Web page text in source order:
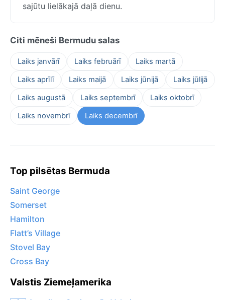
sajūtu lielākajā daļā dienu.
Citi mēneši Bermudu salas
Laiks janvārī Laiks februārī
Laiks martā
Laiks aprīlī
Laiks maijā Laiks jūnijā
Laiks jūlijā
Laiks augustā
Laiks septembrī
Laiks oktobrī
Laiks novembrī
Laiks decembrī
Top pilsētas Bermuda
Saint George
Somerset
Hamilton
Flatt’s Village
Stovel Bay
Cross Bay
Valstis Ziemeļamerika